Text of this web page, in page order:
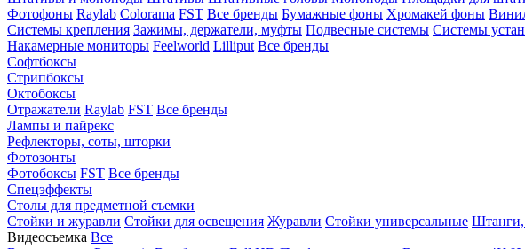
Фотофоны Raylab Colorama FST Все бренды Бумажные фоны Хромакей фоны
Системы крепления Зажимы, держатели, муфты Подвесные системы Системы
Накамерные мониторы Feelworld Lilliput Все бренды
Софтбоксы
Стрипбоксы
Октобоксы
Отражатели Raylab FST Все бренды
Лампы и пайрекс
Рефлекторы, соты, шторки
Фотозонты
Фотобоксы FST Все бренды
Спецэффекты
Столы для предметной съемки
Стойки и журавли Стойки для освещения Журавли Стойки универсальные Штанги,
Видеосъемка Все